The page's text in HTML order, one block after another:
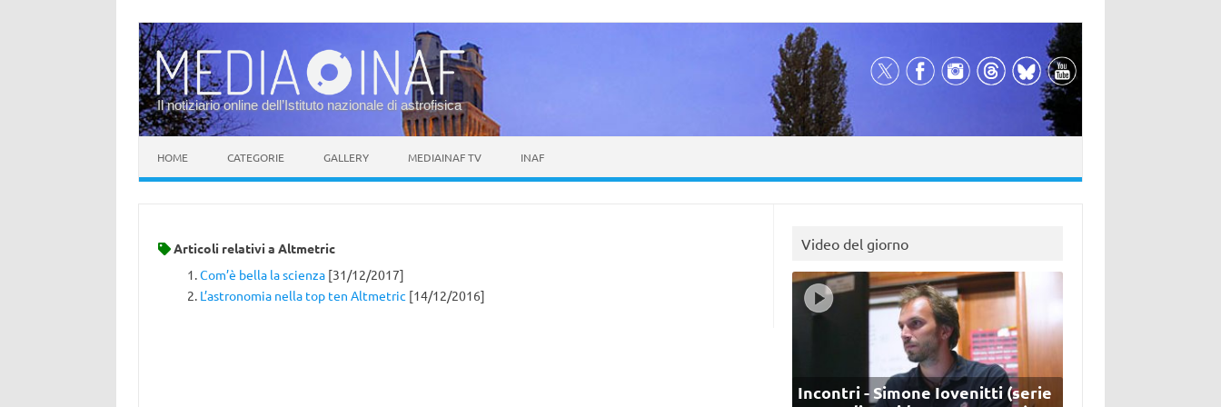
Il notiziario online dell’Istituto nazionale di astrofisica
HOME CATEGORIE GALLERY MEDIAINAF TV INAF
Articoli relativi a Altmetric
Com’è bella la scienza[31/12/2017]
L’astronomia nella top ten Altmetric [14/12/2016]
Video del giorno
Incontri - Simone Iovenitti (serie